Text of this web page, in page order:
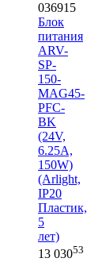
036915
Блок
питания
ARV-
SP-
150-
MAG45-
PFC-
BK
(24V,
6.25A,
150W)
(Arlight,
IP20
Пластик,
5
лет)
13 03053